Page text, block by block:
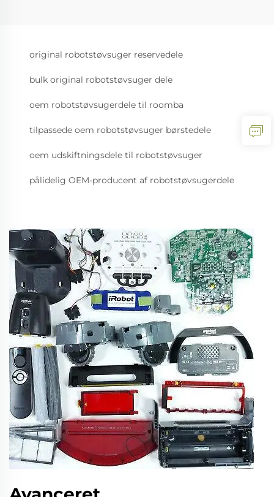
original robotstøvsuger reservedele
bulk original robotstøvsuger dele
oem robotstøvsugerdele til roomba
tilpassede oem robotstøvsuger børstedele
oem udskiftningsdele til robotstøvsuger
pålidelig OEM-producent af robotstøvsugerdele